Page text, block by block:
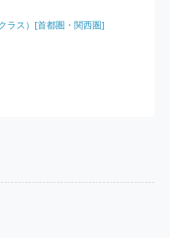
ラス）[首都圏・関西圏]